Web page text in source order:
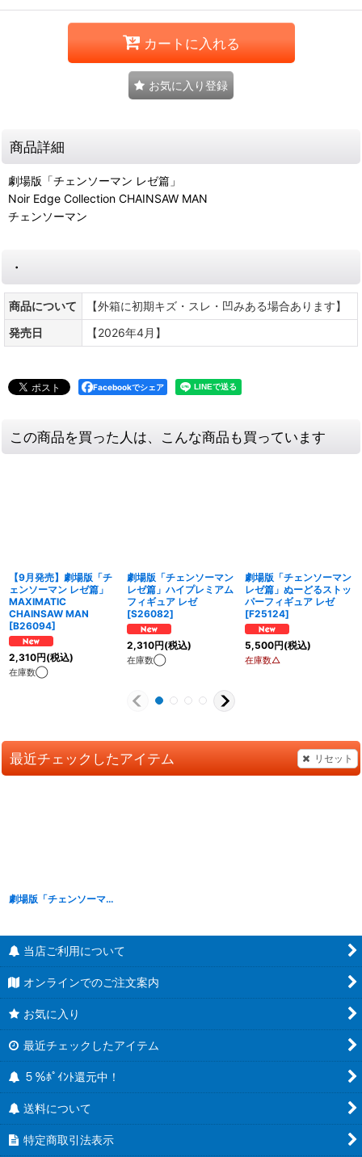
カートに入れる
お気に入り登録
商品詳細
劇場版「チェンソーマン レゼ篇」
Noir Edge Collection CHAINSAW MAN
チェンソーマン
・
商品について
【外箱に初期キズ・スレ・凹みある場合あります】
発売日
【2026年4月】
Facebookでシェア
この商品を買った人は、こんな商品も買っています
【9月発売】劇場版「チ
ェンソーマン レゼ篇」
MAXIMATIC
CHAINSAW MAN
[B26094]
2,310円(税込)
在庫数◯
劇場版「チェンソーマン
レゼ篇」ハイプレミアム
フィギュア レゼ
[S26082]
2,310円(税込)
在庫数◯
劇場版「チェンソーマン
レゼ篇」ぬーどるストッ
パーフィギュア レゼ
[F25124]
5,500円(税込)
在庫数△
最近チェックしたアイテム リセット
劇場版「チェンソーマン レゼ篇」Noir Edge Collection CHAINSAW MAN
当店ご利用について
オンラインでのご注文案内
お気に入り
最近チェックしたアイテム
５％ﾎﾟｲﾝﾄ還元中！
送料について
特定商取引法表示